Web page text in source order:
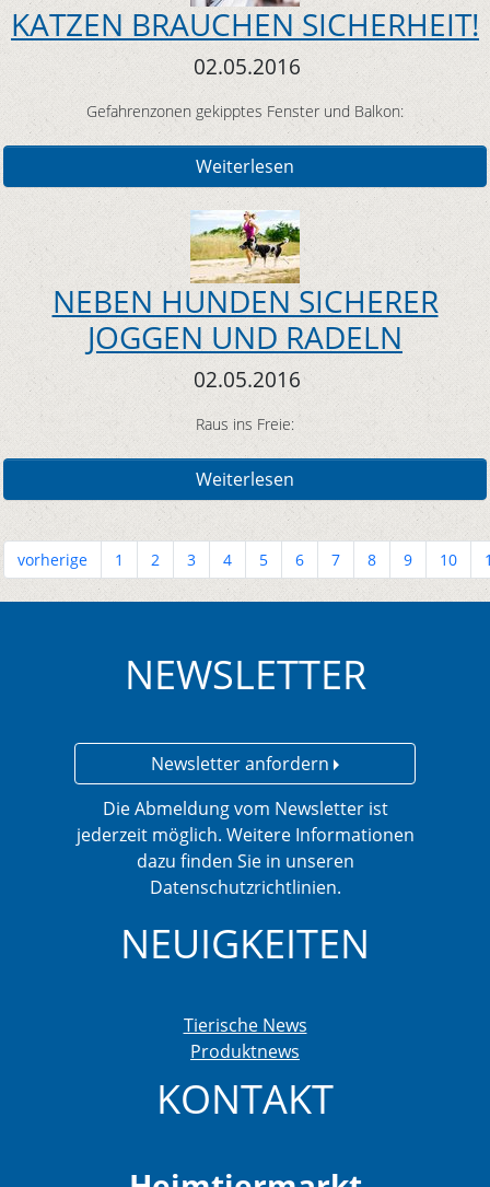
KATZEN BRAUCHEN SICHERHEIT!
02.05.2016
Gefahrenzonen gekipptes Fenster und Balkon:
Weiterlesen
NEBEN HUNDEN SICHERER
JOGGEN UND RADELN
02.05.2016
Raus ins Freie:
Weiterlesen
vorherige 1 2 3 4 5 6 7 8 9 10
NEWSLETTER
Newsletter anfordern
Die Abmeldung vom Newsletter ist
jederzeit möglich. Weitere Informationen
dazu finden Sie in unseren
Datenschutzrichtlinien.
NEUIGKEITEN
Tierische News
Produktnews
KONTAKT